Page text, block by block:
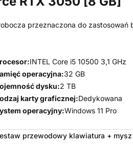
przeznaczona do zastosowań
INTEL Core i5 10500 3,1 GHz
operacyjna:32 GB
dysku:2 TB
karty graficznej:Dedykowana
operacyjny:Windows 11 Pro
przewodowy klawiatura + mysz